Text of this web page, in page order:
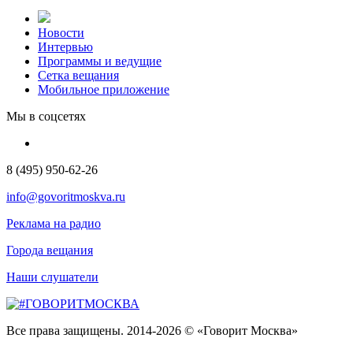
Новости
Интервью
Программы и ведущие
Сетка вещания
Мобильное приложение
Мы в соцсетях
8 (495) 950-62-26
info@govoritmoskva.ru
Реклама на радио
Города вещания
Наши слушатели
Все права защищены. 2014-2026 © «Говорит Москва»